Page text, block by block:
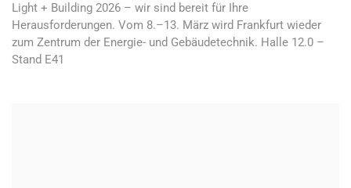
Light + Building 2026 – wir sind bereit für Ihre
Herausforderungen. Vom 8.–13. März wird Frankfurt wieder
zum Zentrum der Energie- und Gebäudetechnik. Halle 12.0 –
Stand E41